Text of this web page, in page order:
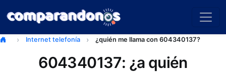
Internet telefonía ¿quién me llama con 604340137?
604340137: ¿a quién